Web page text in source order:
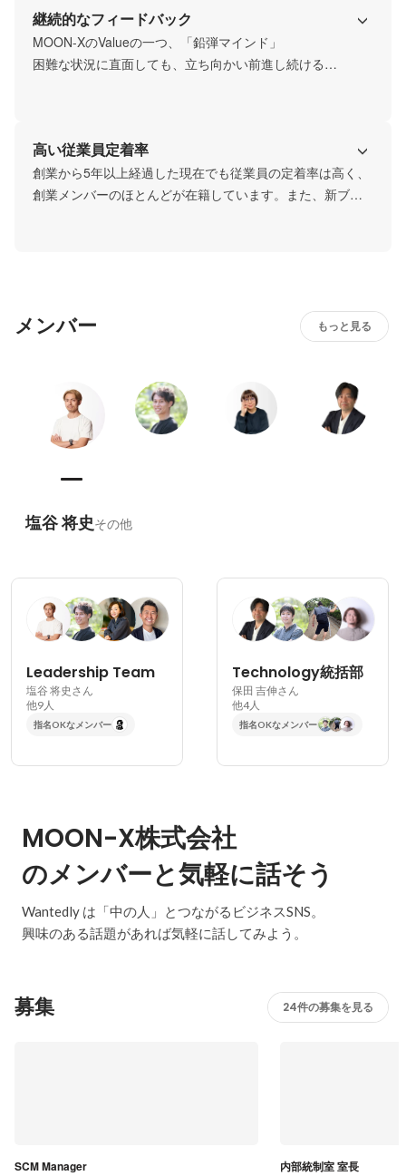
継続的なフィードバック
MOON-XのValueの一つ、「鉛弾マインド」
困難な状況に直面しても、立ち向かい前進し続ける
高い従業員定着率
創業から5年以上経過した現在でも従業員の定着率は高く、
創業メンバーのほとんどが在籍しています。また、新ブラ
メンバー もっと見る
塩谷 将史その他
Leadership Team
塩谷 将史さん
他9人
指名OKなメンバー
Technology統括部
保田 吉伸さん
他4人
指名OKなメンバー
MOON-X株式会社
のメンバーと気軽に話そう
Wantedly は「中の人」とつながるビジネスSNS。
興味のある話題があれば気軽に話してみよう。
募集 24件の募集を見る
SCM Manager 内部統制室 室長